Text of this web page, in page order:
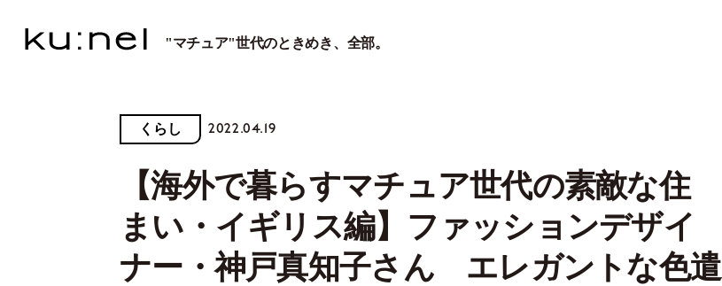
"マチュア"世代のときめき、全部。
くらし 2022.04.19
【海外で暮らすマチュア世代の素敵な住
まい・イギリス編】ファッションデザイ
ナー・神戸真知子さん エレガントな色遣